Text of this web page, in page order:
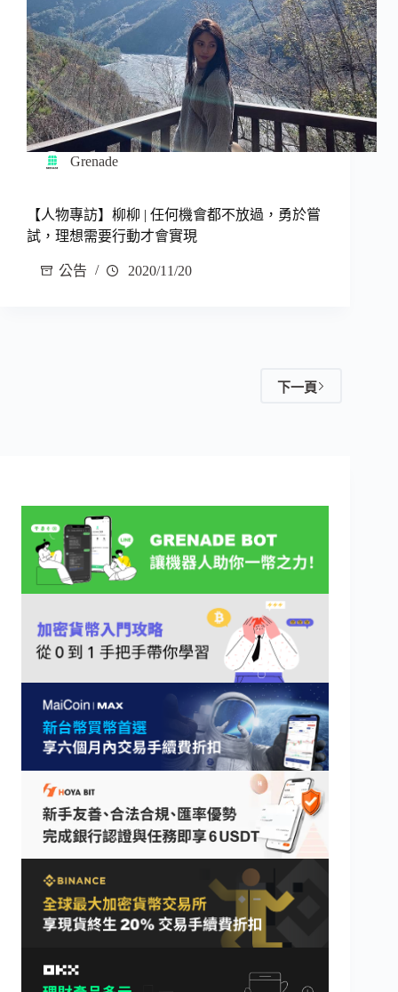
Grenade
【人物專訪】柳柳 | 任何機會都不放過，勇於嘗
試，理想需要行動才會實現
公告 2020/11/20
下一頁